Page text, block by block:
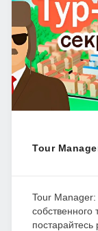
Tour
Tour Manager:
собственного
постарайтесь